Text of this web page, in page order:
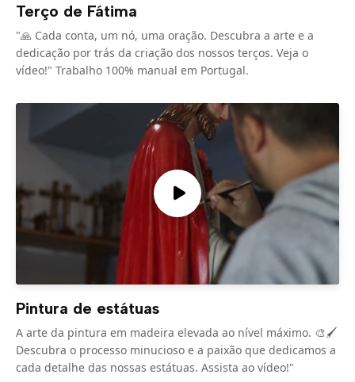
Terço de Fátima
"🙏 Cada conta, um nó, uma oração. Descubra a arte e a
dedicação por trás da criação dos nossos terços. Veja o
vídeo!" Trabalho 100% manual em Portugal.
Pintura de estátuas
A arte da pintura em madeira elevada ao nível máximo. 🎨🖌️
Descubra o processo minucioso e a paixão que dedicamos a
cada detalhe das nossas estátuas. Assista ao vídeo!"